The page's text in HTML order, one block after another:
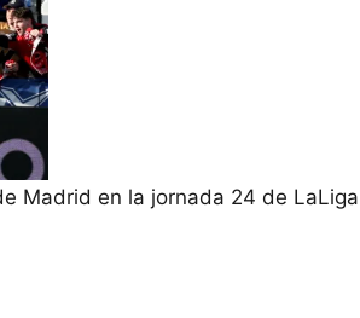
Madrid en la jornada 24 de